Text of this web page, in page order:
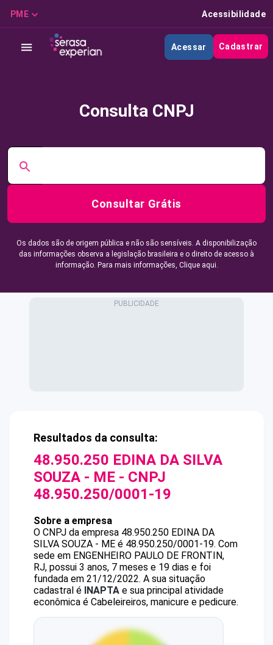
PME Acessibilidade
Acessar Cadastrar
Consulta CNPJ
Consultar Grátis
Os dados são de origem pública e não são sensíveis. A disponibilização
das informações observa a legislação brasileira e o direito de acesso à
informação. Para mais informações, Clique aqui.
Resultados da consulta:
48.950.250 EDINA DA SILVA
SOUZA - ME - CNPJ
48.950.250/0001-19
Sobre a empresa
O CNPJ da empresa 48.950.250 EDINA DA
SILVA SOUZA - ME é 48.950.250/0001-19. Com
sede em ENGENHEIRO PAULO DE FRONTIN,
RJ, possui 3 anos, 7 meses e 19 dias e foi
fundada em 21/12/2022. A sua situação
cadastral é INAPTA e sua principal atividade
econômica é Cabeleireiros, manicure e pedicure.